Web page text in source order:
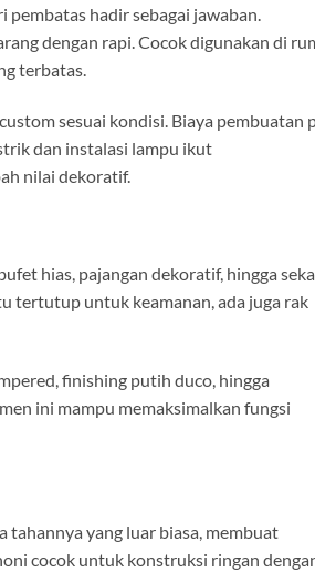
pembatas hadir sebagai jawaban.
dengan rapi. Cocok digunakan di
terbatas.
sesuai kondisi. Biaya pembuatan
dan instalasi lampu ikut
nilai dekoratif.
hias, pajangan dekoratif, hingga
tertutup untuk keamanan, ada juga rak
finishing putih duco, hingga
ini mampu memaksimalkan fungsi
tahannya yang luar biasa, membuat
cocok untuk konstruksi ringan